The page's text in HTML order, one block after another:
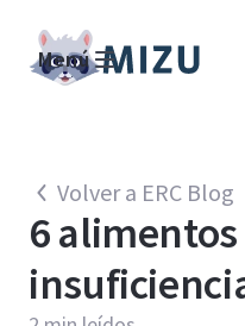
Menú
Volver a ERC Blog
6